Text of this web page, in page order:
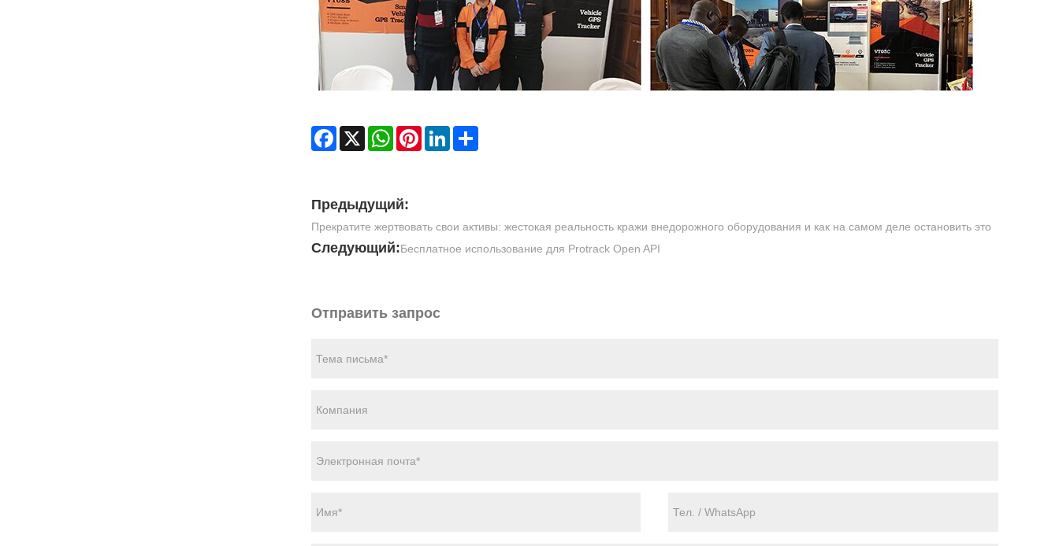
Facebook
X WhatsAppPinterestLinkedInShare
Предыдущий:
Прекратите жертвовать свои активы: жестокая реальность кражи внедорожного оборудования и как на самом деле остановить это
Следующий:Бесплатное использование для Protrack Open API
Отправить запрос